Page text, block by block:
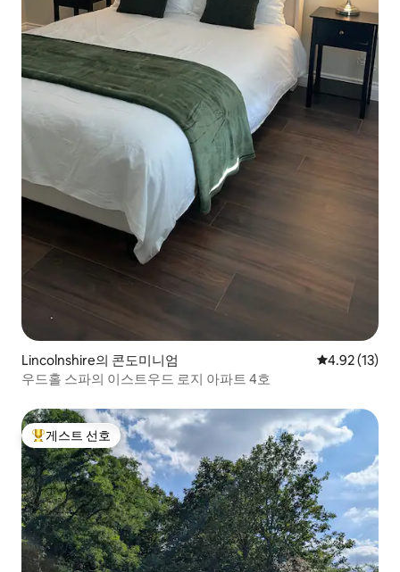
Lincolnshire의 콘도미니엄 평점 4.92점
4.92 (13)
우드홀 스파의 이스트우드 로지 아파트 4호
상위 게스트 선호
게스트 선호